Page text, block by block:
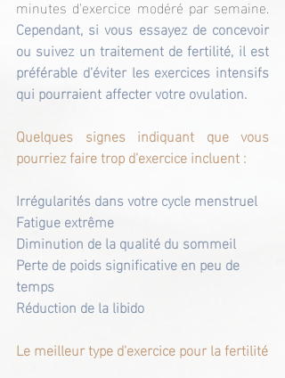
Cependant, si vous essayez de concevoir
ou suivez un traitement de fertilité, il est
préférable d'éviter les exercices intensifs
qui pourraient affecter votre ovulation.
Quelques signes indiquant que vous
pourriez faire trop d'exercice incluent :
Irrégularités dans votre cycle menstruel
Fatigue extrême
Diminution de la qualité du sommeil
Perte de poids significative en peu de
temps
Réduction de la libido
Le meilleur type d'exercice pour la fertilité